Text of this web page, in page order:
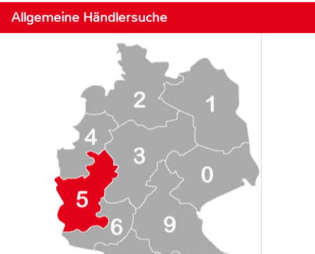
Allgemeine Händlersuche